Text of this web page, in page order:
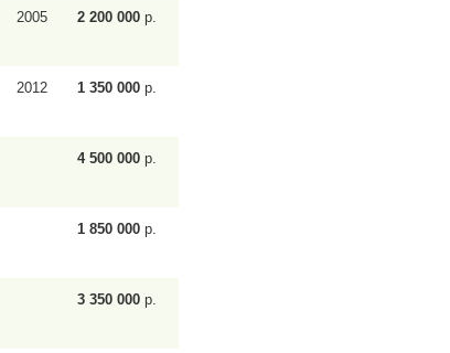
2005 2 200 000 р.
2012 1 350 000 р.
4 500 000 р.
1 850 000 р.
3 350 000 р.